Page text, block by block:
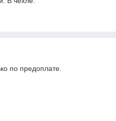
по предоплате.